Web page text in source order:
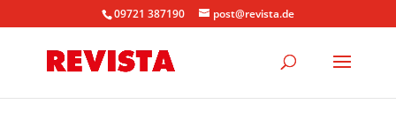
09721 387190 post@revista.de